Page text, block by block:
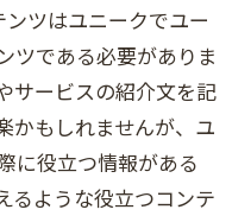
ツはユニークでユー
ツである必要がありま
サービスの紹介文を記
かもしれませんが、ユ
に役立つ情報がある
るような役立つコンテ